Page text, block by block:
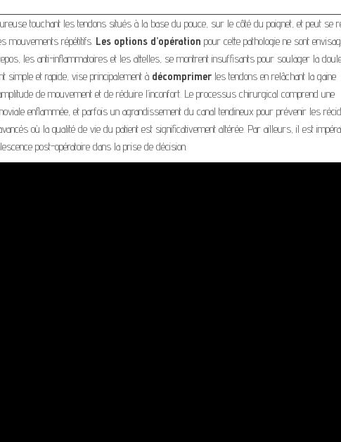
touchant les tendons situés à la base du pouce, sur le côté du poignet, et peut se
mouvements répétitifs. Les options d’opération pour cette pathologie ne sont
les anti-inflammatoires et les attelles, se montrent insuffisants pour soulager la
simple et rapide, vise principalement à décomprimer les tendons en relâchant la gaine
de mouvement et de réduire l’inconfort. Le processus chirurgical comprend une
enflammée, et parfois un agrandissement du canal tendineux pour prévenir les
où la qualité de vie du patient est significativement altérée. Par ailleurs, il est
post-opératoire dans la prise de décision.